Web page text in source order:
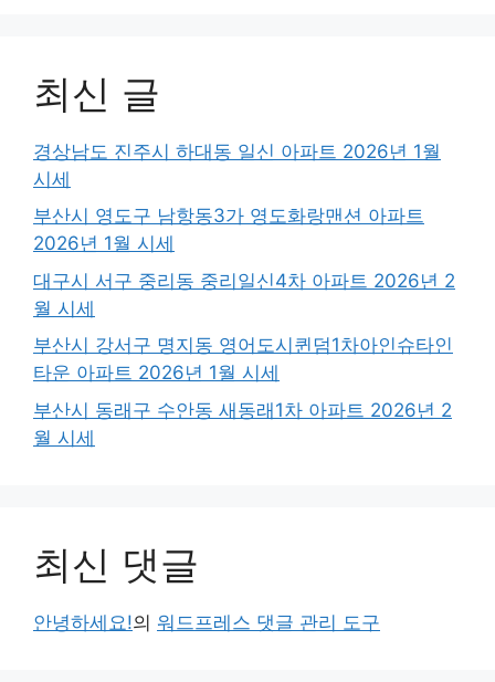
최신 글
경상남도 진주시 하대동 일신 아파트 2026년 1월
시세
부산시 영도구 남항동3가 영도화랑맨션 아파트
2026년 1월 시세
대구시 서구 중리동 중리일신4차 아파트 2026년 2
월 시세
부산시 강서구 명지동 영어도시퀸덤1차아인슈타인
타운 아파트 2026년 1월 시세
부산시 동래구 수안동 새동래1차 아파트 2026년 2
월 시세
최신 댓글
안녕하세요!의 워드프레스 댓글 관리 도구